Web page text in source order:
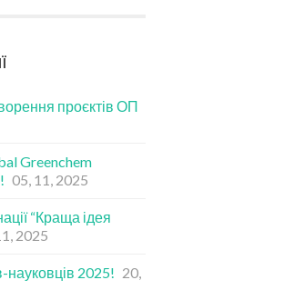
проєктів ОП
Greenchem
05, 11, 2025
“Краща ідея
2025
науковців 2025! 20,